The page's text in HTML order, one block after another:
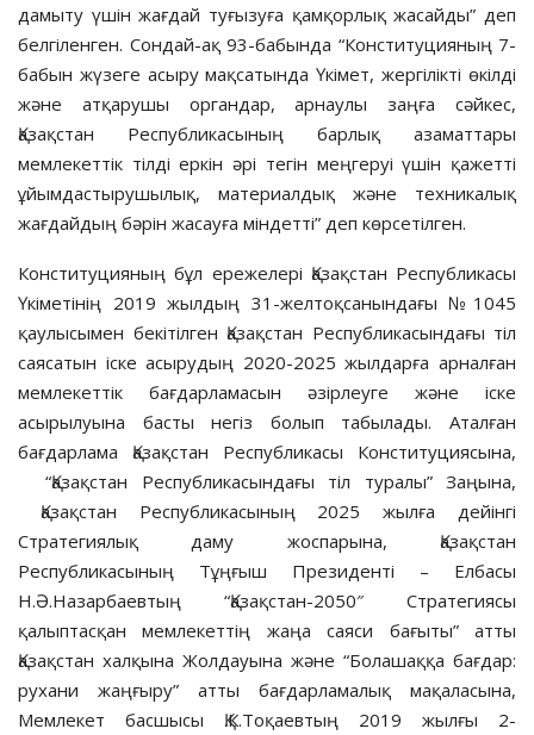
дамыту үшін жағдай туғызуға қамқорлық жасайды” деп
белгіленген. Сондай-ақ 93-бабында “Конституцияның 7-
бабын жүзеге асыру мақсатында Үкімет, жергілікті өкілді
және атқарушы органдар, арнаулы заңға сәйкес,
Қазақстан Республикасының барлық азаматтары
мемлекеттік тілді еркін әрі тегін меңгеруі үшін қажетті
ұйымдастырушылық, материалдық және техникалық
жағдайдың бәрін жасауға міндетті” деп көрсетілген.
Конституцияның бұл ережелері Қазақстан Республикасы
Үкіметінің 2019 жылдың 31-желтоқсанындағы №1045
қаулысымен бекітілген Қазақстан Республикасындағы тіл
саясатын іске асырудың 2020-2025 жылдарға арналған
мемлекеттік бағдарламасын әзірлеуге және іске
асырылуына басты негіз болып табылады. Аталған
бағдарлама Қазақстан Республикасы Конституциясына,
“Қазақстан Республикасындағы тіл туралы” Заңына,
Қазақстан Республикасының 2025 жылға дейінгі
Стратегиялық даму жоспарына, Қазақстан
Республикасының Тұңғыш Президенті – Елбасы
Н.Ә.Назарбаевтың “Қазақстан-2050″ Стратегиясы
қалыптасқан мемлекеттің жаңа саяси бағыты” атты
Қазақстан халқына Жолдауына және “Болашаққа бағдар:
рухани жаңғыру” атты бағдарламалық мақаласына,
Мемлекет басшысы Қ.К.Тоқаевтың 2019 жылғы 2-